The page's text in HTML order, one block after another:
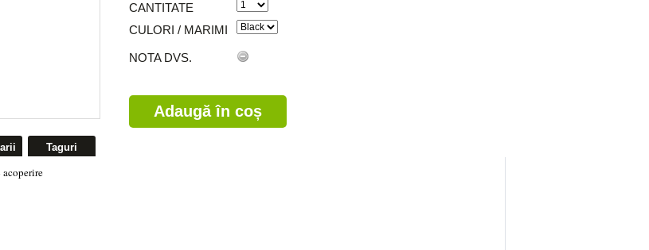
CANTITATE
CULORI / MARIMI
NOTA DVS.
Taguri